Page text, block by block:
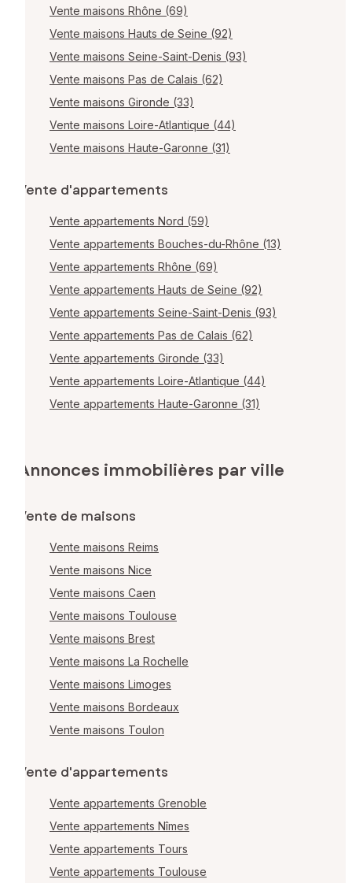
Vente maisons Rhône (69)
Vente maisons Hauts de Seine (92)
Vente maisons Seine-Saint-Denis (93)
Vente maisons Pas de Calais (62)
Vente maisons Gironde (33)
Vente maisons Loire-Atlantique (44)
Vente maisons Haute-Garonne (31)
Vente d'appartements
Vente appartements Nord (59)
Vente appartements Bouches-du-Rhône (13)
Vente appartements Rhône (69)
Vente appartements Hauts de Seine (92)
Vente appartements Seine-Saint-Denis (93)
Vente appartements Pas de Calais (62)
Vente appartements Gironde (33)
Vente appartements Loire-Atlantique (44)
Vente appartements Haute-Garonne (31)
Annonces immobilières par ville
Vente de maisons
Vente maisons Reims
Vente maisons Nice
Vente maisons Caen
Vente maisons Toulouse
Vente maisons Brest
Vente maisons La Rochelle
Vente maisons Limoges
Vente maisons Bordeaux
Vente maisons Toulon
Vente d'appartements
Vente appartements Grenoble
Vente appartements Nîmes
Vente appartements Tours
Vente appartements Toulouse